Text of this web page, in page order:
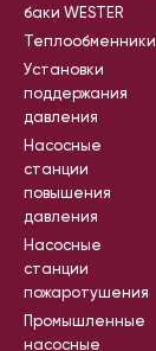
баки WESTER
Теплообменники
Установки
поддержания
давления
Насосные
станции
повышения
давления
Насосные
станции
пожаротушения
Промышленные
насосные